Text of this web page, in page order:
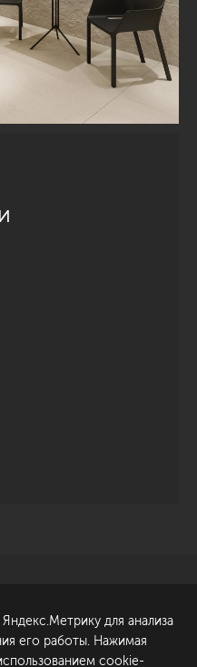
Обсудить проект
для анализа
его работы. Нажимая
cookie-